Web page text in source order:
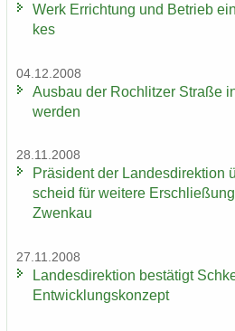
Werk Er­rich­tung und Be­trieb
kes
04.12.2008
Aus­bau der Roch­lit­zer Stra­ße
wer­den
28.11.2008
Prä­si­dent der Lan­des­di­rek­ti­on
scheid für wei­te­re
Zwenkau
27.11.2008
Lan­des­di­rek­ti­on be­stä­tigt
Ent­wick­lungs­kon­zept